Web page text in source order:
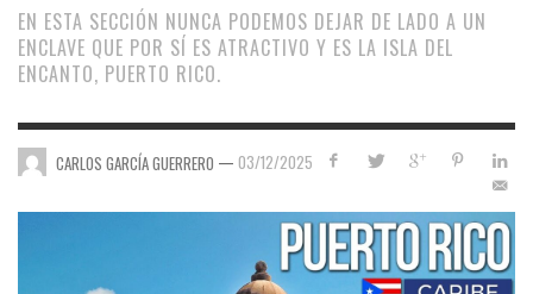
EN ESTA SECCIÓN NUNCA PODEMOS DEJAR DE LADO A UN
ENCLAVE QUE POR SÍ ES ATRACTIVO Y ES LA ISLA DEL
ENCANTO, PUERTO RICO.
CARLOS GARCÍA GUERRERO — 03/12/2025